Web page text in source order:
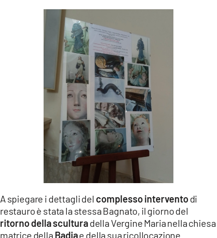
A spiegare i dettagli del complesso interventodi
restauro è stata la stessa Bagnato, il giorno del
ritorno della sculturadella Vergine Maria nella chiesa
matrice della Badiae della sua ricollocazione